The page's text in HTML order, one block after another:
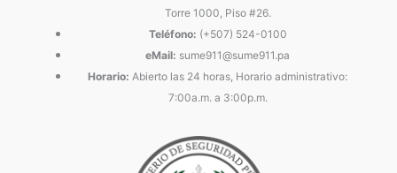
Torre 1000, Piso #26.
Teléfono: (+507) 524-0100
eMail: sume911@sume911.pa
Horario: Abierto las 24 horas, Horario administrativo:
7:00a.m. a 3:00p.m.